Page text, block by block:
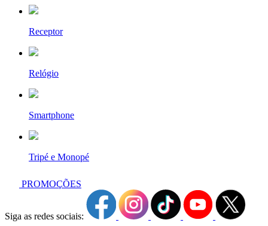
Receptor
Relógio
Smartphone
Tripé e Monopé
PROMOÇÕES
Siga as redes sociais: